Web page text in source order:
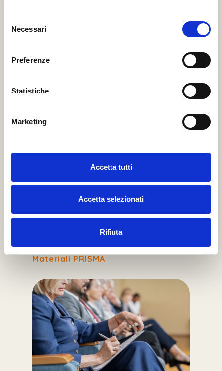
delNecessari
Preferenze
Statistiche
Marketing
Accetta tutti
Accetta selezionati
Rifiuta
Sala blu c/o Acquario di Genova
APPROFONDIMENTI
Materiali scientifici e di divulgazione.
Articoli, video pillole e report inerenti
Materiali RIAL SM
Materiali PRISMA